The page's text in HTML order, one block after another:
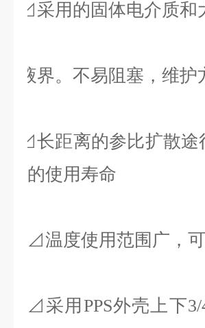
⊿采用的固体电介质
液界。不易阻塞，维护
⊿长距离的参比扩散
的使用寿命
⊿温度使用范围广，
⊿ 采用 PPS外壳上下